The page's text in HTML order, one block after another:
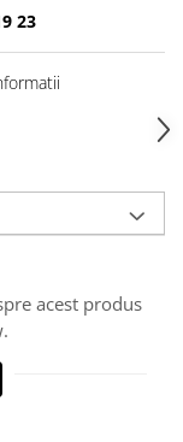
23
acest produs